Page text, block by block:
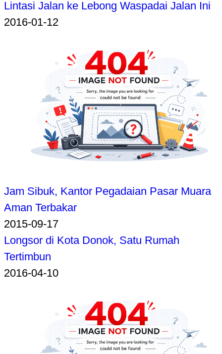
Lintasi Jalan ke Lebong Waspadai Jalan Ini
2016-01-12
Jam Sibuk, Kantor Pegadaian Pasar Muara
Aman Terbakar
2015-09-17
Longsor di Kota Donok, Satu Rumah
Tertimbun
2016-04-10